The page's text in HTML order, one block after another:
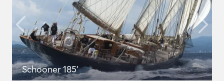
Schooner 185'